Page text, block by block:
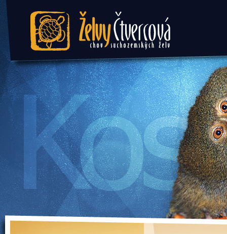
Želvy Čtvercová - chov
suchozemských želv